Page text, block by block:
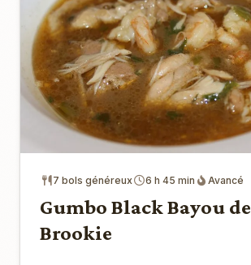
7 bols généreux 6 h 45 min Avancé
Gumbo Black Bayou de
Brookie